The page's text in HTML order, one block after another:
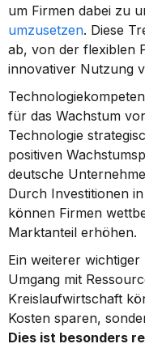
um Firmen dabei zu
umzusetzen. Diese
ab, von der flexiblen
innovativer Nutzung
für das Wachstum
Technologie
positiven
deutsche
Durch Investitionen
können Firmen
Marktanteil erhöhen.
Ein weiterer
Umgang mit
Kreislaufwirtschaft
Dies ist besonders